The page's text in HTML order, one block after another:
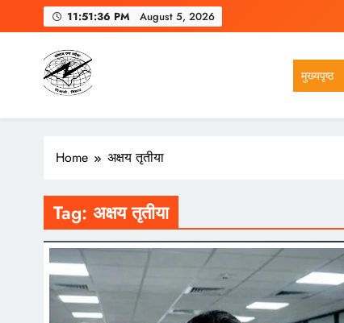
to
11:51:37 PM August 5, 2026
VSK BIHAR
मुख्यपृष्ठ
Home अक्षय तृतीया
Tag: अक्षय तृतीया